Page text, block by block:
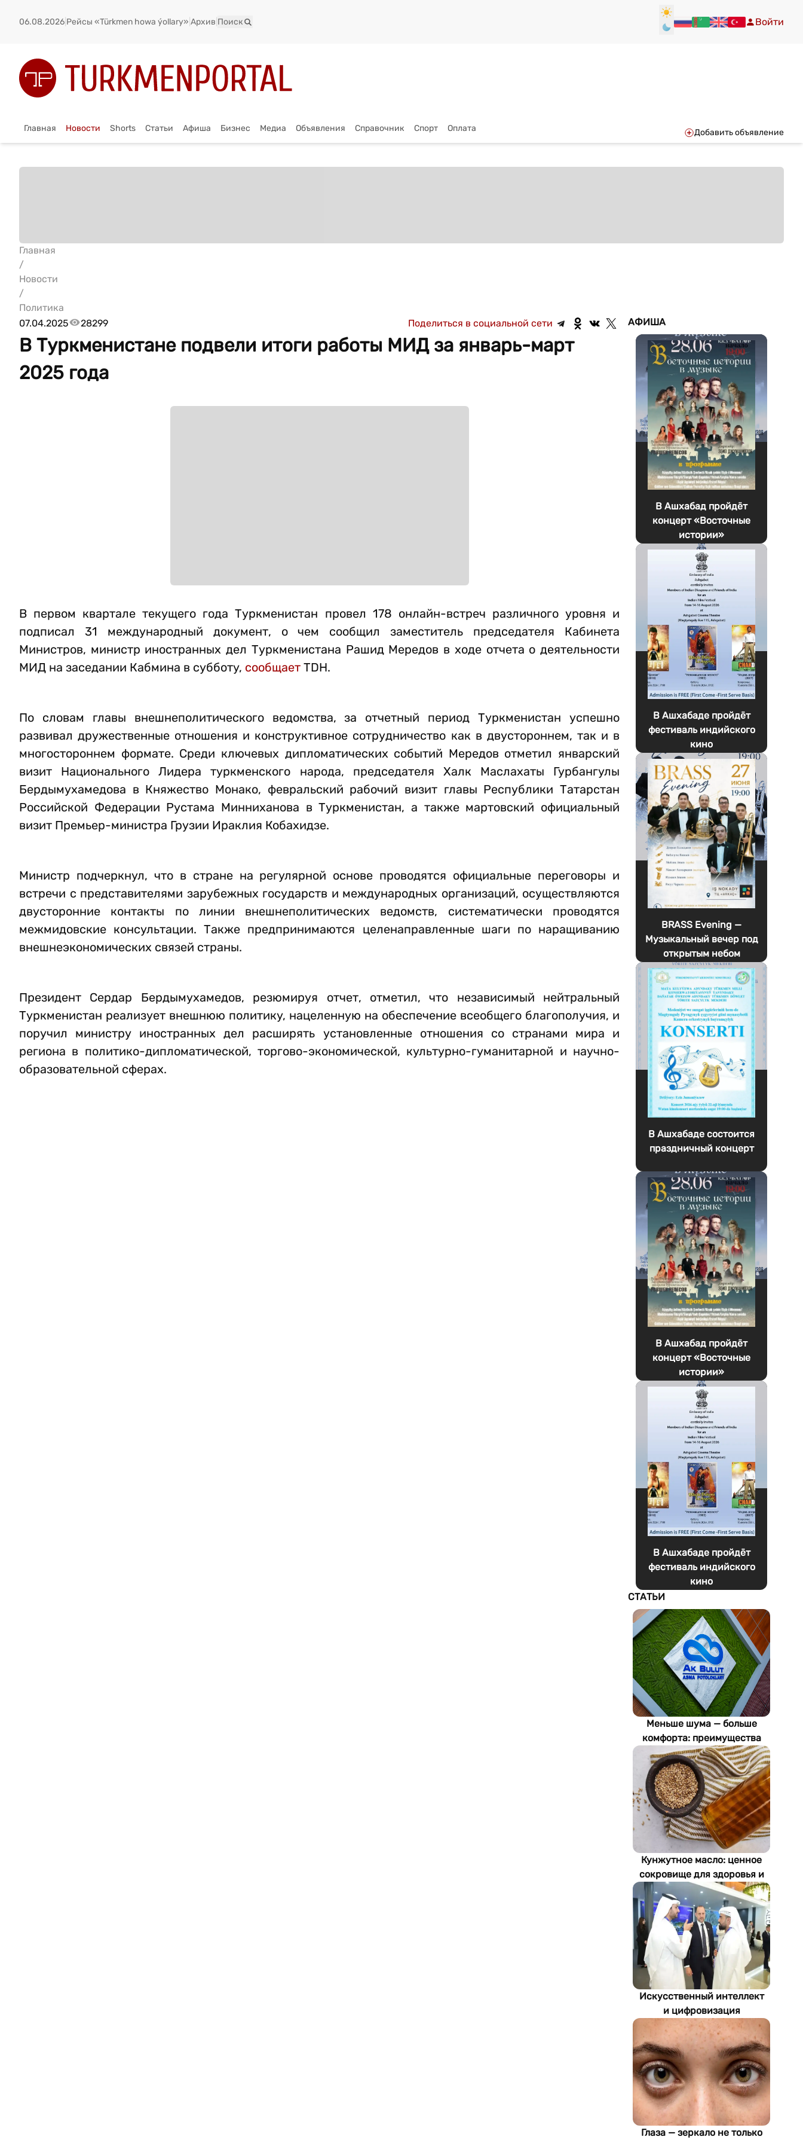
06.08.2026 Рейсы «Türkmen howa ýollary» Архив Поиск Войти
Главная Новости Shorts Статьи Афиша Бизнес Медиа Объявления Справочник Спорт Оплата Добавить объявление
Главная
/
Новости
/
Политика
07.04.2025
28299 Поделиться в социальной сети
В Туркменистане подвели итоги работы МИД за январь-март
2025 года
В первом квартале текущего года Туркменистан провел 178 онлайн-встреч различного уровня и
подписал 31 международный документ, о чем сообщил заместитель председателя Кабинета
Министров, министр иностранных дел Туркменистана Рашид Мередов в ходе отчета о деятельности
МИД на заседании Кабмина в субботу, сообщает TDH.
По словам главы внешнеполитического ведомства, за отчетный период Туркменистан успешно
развивал дружественные отношения и конструктивное сотрудничество как в двустороннем, так и в
многостороннем формате. Среди ключевых дипломатических событий Мередов отметил январский
визит Национального Лидера туркменского народа, председателя Халк Маслахаты Гурбангулы
Бердымухамедова в Княжество Монако, февральский рабочий визит главы Республики Татарстан
Российской Федерации Рустама Минниханова в Туркменистан, а также мартовский официальный
визит Премьер-министра Грузии Ираклия Кобахидзе.
Министр подчеркнул, что в стране на регулярной основе проводятся официальные переговоры и
встречи с представителями зарубежных государств и международных организаций, осуществляются
двусторонние контакты по линии внешнеполитических ведомств, систематически проводятся
межмидовские консультации. Также предпринимаются целенаправленные шаги по наращиванию
внешнеэкономических связей страны.
Президент Сердар Бердымухамедов, резюмируя отчет, отметил, что независимый нейтральный
Туркменистан реализует внешнюю политику, нацеленную на обеспечение всеобщего благополучия, и
поручил министру иностранных дел расширять установленные отношения со странами мира и
региона в политико-дипломатической, торгово-экономической, культурно-гуманитарной и научно-
образовательной сферах.
АФИША
В Ашхабад пройдёт
концерт «Восточные
истории»
В Ашхабаде пройдёт
фестиваль индийского
кино
BRASS Evening —
Музыкальный вечер под
открытым небом
В Ашхабаде состоится
праздничный концерт
В Ашхабад пройдёт
концерт «Восточные
истории»
В Ашхабаде пройдёт
фестиваль индийского
кино
СТАТЬИ
Меньше шума — больше
комфорта: преимущества
акустических потолков Ak
Bulut
Кунжутное масло: ценное
сокровище для здоровья и
экономики Туркменистана
Искусственный интеллект
и цифровизация
определяют будущее
энергетики
Туркменистана
Глаза — зеркало не только